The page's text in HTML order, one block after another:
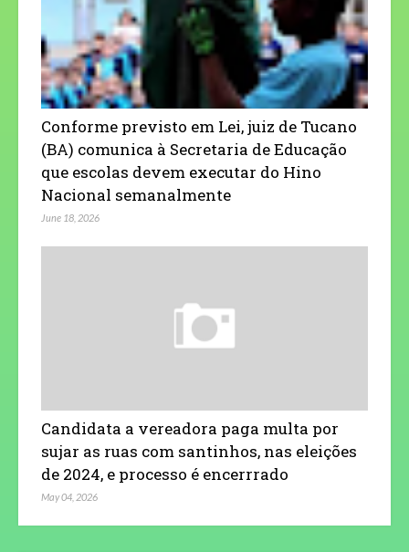
Conforme previsto em Lei, juiz de Tucano
(BA) comunica à Secretaria de Educação
que escolas devem executar do Hino
Nacional semanalmente
June 18, 2026
Candidata a vereadora paga multa por
sujar as ruas com santinhos, nas eleições
de 2024, e processo é encerrrado
May 04, 2026